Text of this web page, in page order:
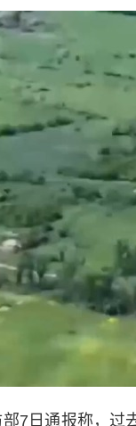
日通报称，过去